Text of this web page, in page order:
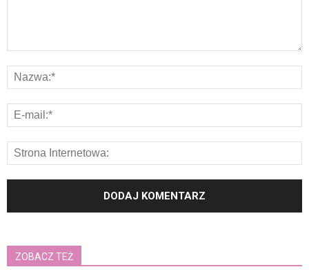
ZOBACZ TEŻ